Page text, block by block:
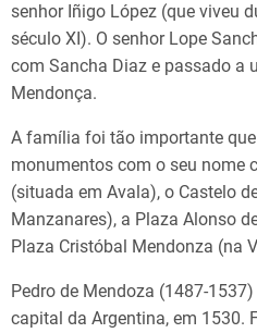
senhor Iñigo López (que viveu
século XI). O senhor Lope
com Sancha Diaz e passado a
Mendonça.
A família foi tão importante
monumentos com o seu nome
(situada em Avala), o Castelo
Manzanares), a Plaza Alonso
Plaza Cristóbal Mendonza (na
Pedro de Mendoza (1487-
capital da Argentina, em 1530.